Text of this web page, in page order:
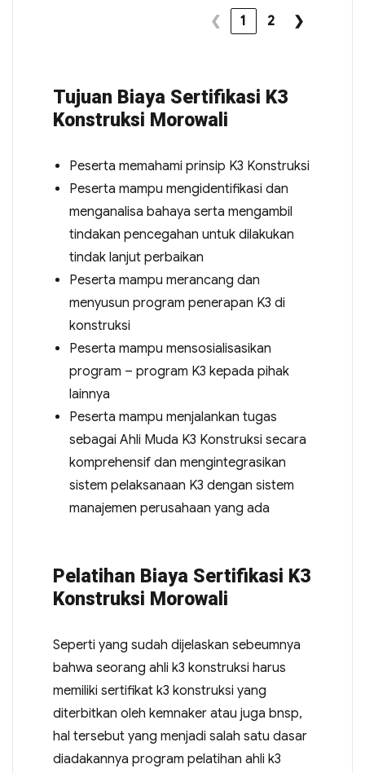
❮ 1 2 ❯
Tujuan Biaya Sertifikasi K3
Konstruksi Morowali
Peserta memahami prinsip K3 Konstruksi
Peserta mampu mengidentifikasi dan
menganalisa bahaya serta mengambil
tindakan pencegahan untuk dilakukan
tindak lanjut perbaikan
Peserta mampu merancang dan
menyusun program penerapan K3 di
konstruksi
Peserta mampu mensosialisasikan
program – program K3 kepada pihak
lainnya
Peserta mampu menjalankan tugas
sebagai Ahli Muda K3 Konstruksi secara
komprehensif dan mengintegrasikan
sistem pelaksanaan K3 dengan sistem
manajemen perusahaan yang ada
Pelatihan Biaya Sertifikasi K3
Konstruksi Morowali
Seperti yang sudah dijelaskan sebeumnya
bahwa seorang ahli k3 konstruksi harus
memiliki sertifikat k3 konstruksi yang
diterbitkan oleh kemnaker atau juga bnsp,
hal tersebut yang menjadi salah satu dasar
diadakannya program pelatihan ahli k3